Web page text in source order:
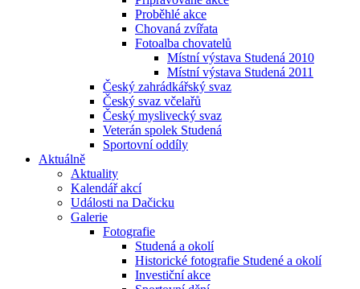
Proběhlé akce
Chovaná zvířata
Fotoalba chovatelů
Místní výstava Studená 2010
Místní výstava Studená 2011
Český zahrádkářský svaz
Český svaz včelařů
Český myslivecký svaz
Veterán spolek Studená
Sportovní oddíly
Aktuálně
Aktuality
Kalendář akcí
Události na Dačicku
Galerie
Fotografie
Studená a okolí
Historické fotografie Studené a okolí
Investiční akce